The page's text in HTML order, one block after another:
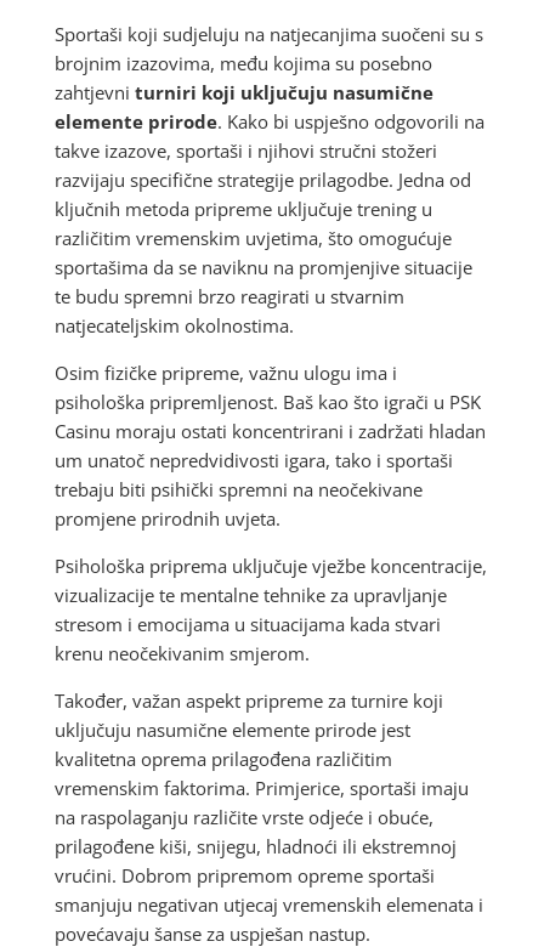
Sportaši koji sudjeluju na natjecanjima suočeni su s
brojnim izazovima, među kojima su posebno
zahtjevni turniri koji uključuju nasumične
elemente prirode. Kako bi uspješno odgovorili na
takve izazove, sportaši i njihovi stručni stožeri
razvijaju specifične strategije prilagodbe. Jedna od
ključnih metoda pripreme uključuje trening u
različitim vremenskim uvjetima, što omogućuje
sportašima da se naviknu na promjenjive situacije
te budu spremni brzo reagirati u stvarnim
natjecateljskim okolnostima.
Osim fizičke pripreme, važnu ulogu ima i
psihološka pripremljenost. Baš kao što igrači u PSK
Casinu moraju ostati koncentrirani i zadržati hladan
um unatoč nepredvidivosti igara, tako i sportaši
trebaju biti psihički spremni na neočekivane
promjene prirodnih uvjeta.
Psihološka priprema uključuje vježbe koncentracije,
vizualizacije te mentalne tehnike za upravljanje
stresom i emocijama u situacijama kada stvari
krenu neočekivanim smjerom.
Također, važan aspekt pripreme za turnire koji
uključuju nasumične elemente prirode jest
kvalitetna oprema prilagođena različitim
vremenskim faktorima. Primjerice, sportaši imaju
na raspolaganju različite vrste odjeće i obuće,
prilagođene kiši, snijegu, hladnoći ili ekstremnoj
vrućini. Dobrom pripremom opreme sportaši
smanjuju negativan utjecaj vremenskih elemenata i
povećavaju šanse za uspješan nastup.